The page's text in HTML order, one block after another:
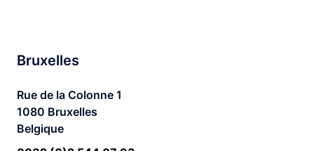
Bruxelles
Rue de la Colonne 1
1080 Bruxelles
Belgique